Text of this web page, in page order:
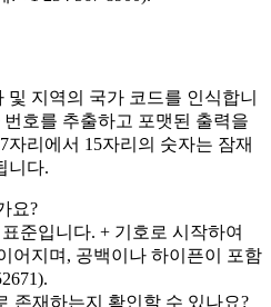
및 지역의 국가 코드를 인식합니
호를 추출하고 포맷된 출력을
리에서 15자리의 숫자는 잠재
니다.
요?
준입니다. + 기호로 시작하여
어지며, 공백이나 하이픈이 포함
존재하는지 확인할 수 있나요?